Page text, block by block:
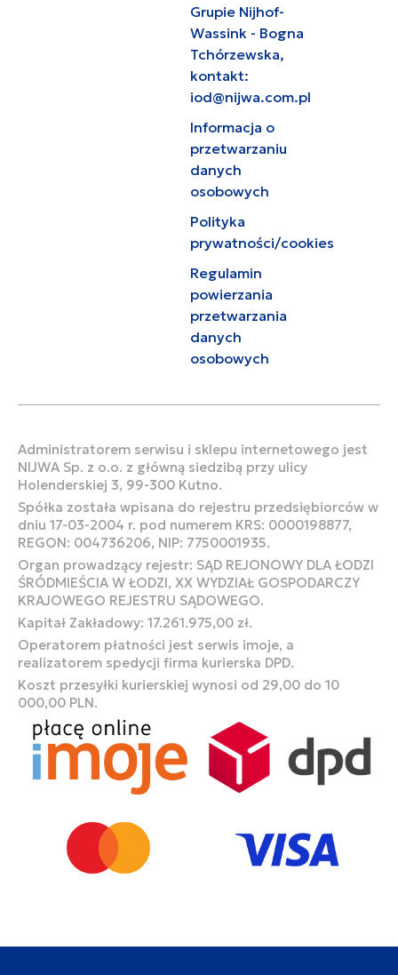
Grupie Nijhof-
Wassink - Bogna
Tchórzewska,
kontakt:
iod@nijwa.com.pl
Informacja o
przetwarzaniu
danych
osobowych
Polityka
prywatności/cookies
Regulamin
powierzania
przetwarzania
danych
osobowych
Administratorem serwisu i sklepu internetowego jest
NIJWA Sp. z o.o. z główną siedzibą przy ulicy
Holenderskiej 3, 99-300 Kutno.
Spółka została wpisana do rejestru przedsiębiorców w
dniu 17-03-2004 r. pod numerem KRS: 0000198877,
REGON: 004736206, NIP: 7750001935.
Organ prowadzący rejestr: SĄD REJONOWY DLA ŁODZI
ŚRÓDMIEŚCIA W ŁODZI, XX WYDZIAŁ GOSPODARCZY
KRAJOWEGO REJESTRU SĄDOWEGO.
Kapitał Zakładowy: 17.261.975,00 zł.
Operatorem płatności jest serwis imoje, a
realizatorem spedycji firma kurierska DPD.
Koszt przesyłki kurierskiej wynosi od 29,00 do 10
000,00 PLN.